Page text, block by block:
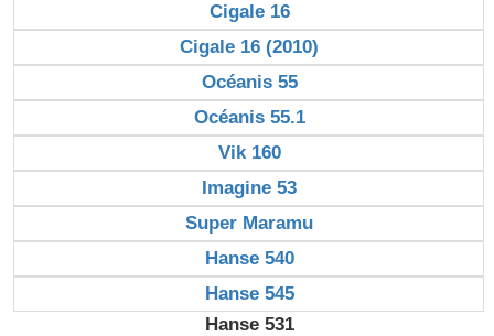
Cigale 16
Cigale 16 (2010)
Océanis 55
Océanis 55.1
Vik 160
Imagine 53
Super Maramu
Hanse 540
Hanse 545
Hanse 531